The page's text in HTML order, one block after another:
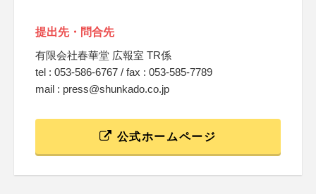
提出先・問合先
有限会社春華堂 広報室 TR係
tel : 053-586-6767 / fax : 053-585-7789
mail : press@shunkado.co.jp
公式ホームページ